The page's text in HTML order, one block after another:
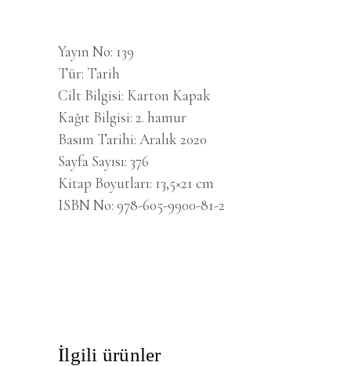
Yayın No 139
Tür Tarih
Cilt Bilgisi Karton Kapak
Kağıt Bilgisi 2. hamur
Basım Tarihi Aralık 2020
Sayfa Sayısı 376
Kitap Boyutları 13,5×21 cm
ISBN No 978-605-9900-81-2
İlgili ürünler